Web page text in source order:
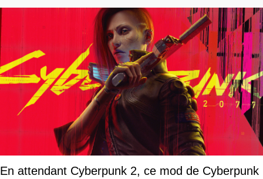
En attendant Cyberpunk 2, ce mod de Cyberpunk